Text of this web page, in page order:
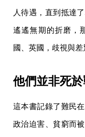
人待遇，直到抵達
遙遙無期的折磨，
國、英國，歧視與差
他們並非死
這本書記錄了難民
政治迫害、貧窮而